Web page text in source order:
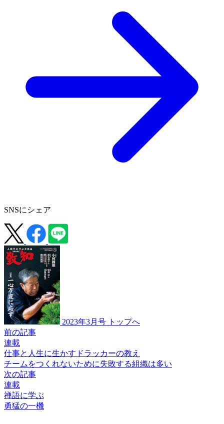
SNSにシェア
2023年3月号 トップへ
前の記事
連載
仕事と人生に生かすドラッカーの教え
チームをつくれないために失敗する組織は多い
次の記事
連載
禅語に学ぶ
勇猛の一機